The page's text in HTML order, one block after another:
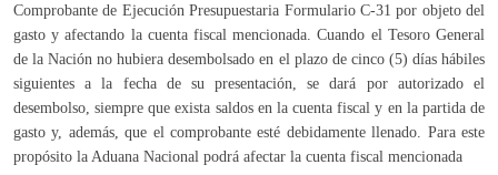
Comprobante de Ejecución Presupuestaria Formulario C-31 por objeto del
gasto y afectando la cuenta fiscal mencionada. Cuando el Tesoro General
de la Nación no hubiera desembolsado en el plazo de cinco (5) días hábiles
siguientes a la fecha de su presentación, se dará por autorizado el
desembolso, siempre que exista saldos en la cuenta fiscal y en la partida de
gasto y, además, que el comprobante esté debidamente llenado. Para este
propósito la Aduana Nacional podrá afectar la cuenta fiscal mencionada